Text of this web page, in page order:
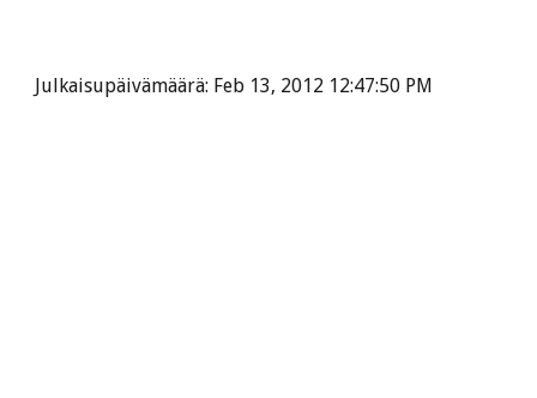
Julkaisupäivämäärä: Feb 13, 2012 12:47:50 PM